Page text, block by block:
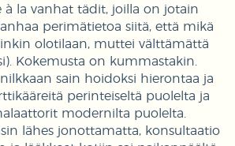
à la vanhat tädit, joilla on jotain
perimätietoa siitä, että mikä
olotilaan, muttei välttämättä
Kokemusta on kummastakin.
sain hoidoksi hierontaa ja
perinteiseltä puolelta ja
modernilta puolelta.
lähes jonottamatta, konsultaatio